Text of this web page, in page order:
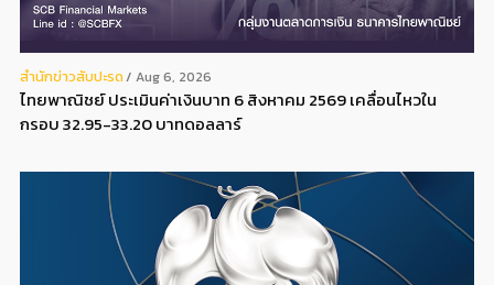
สํานักข่าวสับปะรด Aug 6, 2026
ไทยพาณิชย์ ประเมินค่าเงินบาท 6 สิงหาคม 2569 เคลื่อนไหวใน
กรอบ 32.95-33.20 บาทดอลลาร์